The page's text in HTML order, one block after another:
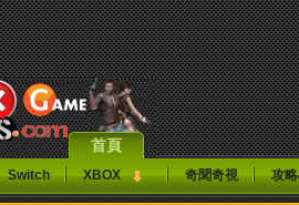
首頁
Switch XBOX 奇聞奇視 攻